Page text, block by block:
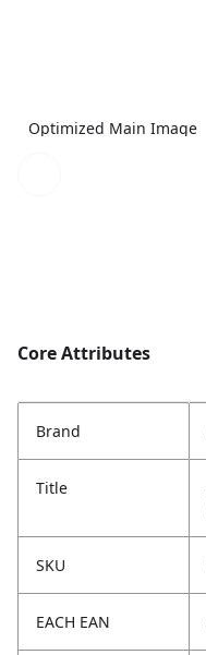
Optimized Main Image
Core Attributes
Brand
Title
SKU
EACH EAN